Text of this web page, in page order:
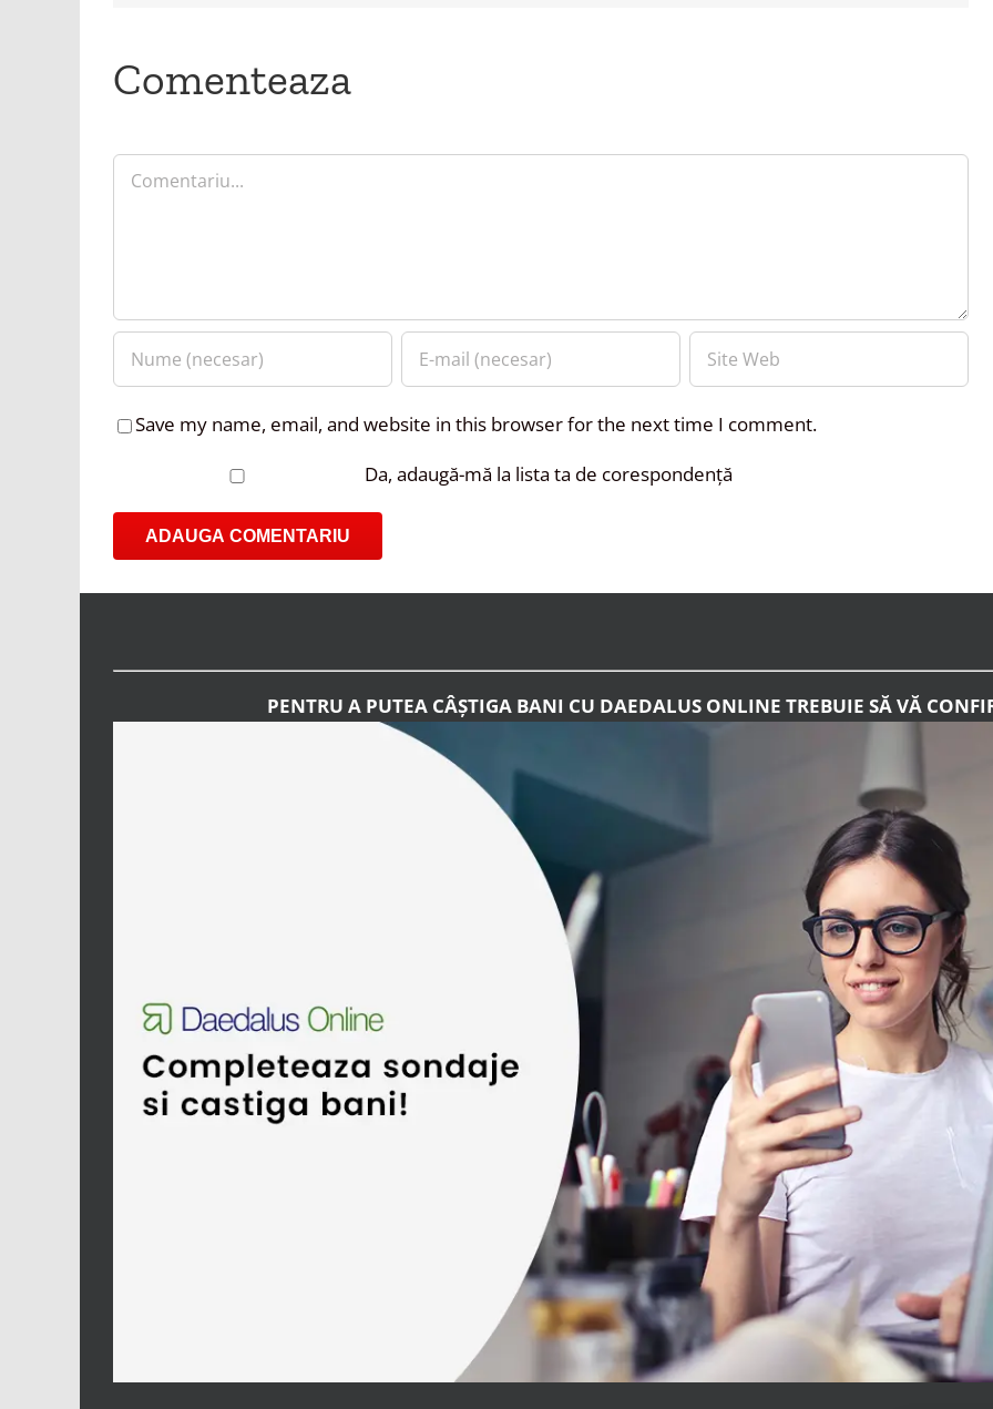
Comenteaza
Comment
Save my name, email, and website in this browser for the next time I comment.
Da, adaugă-mă la lista ta de corespondență
PENTRU A PUTEA CÂȘTIGA BANI CU DAEDALUS ONLINE TREBUIE SĂ VĂ